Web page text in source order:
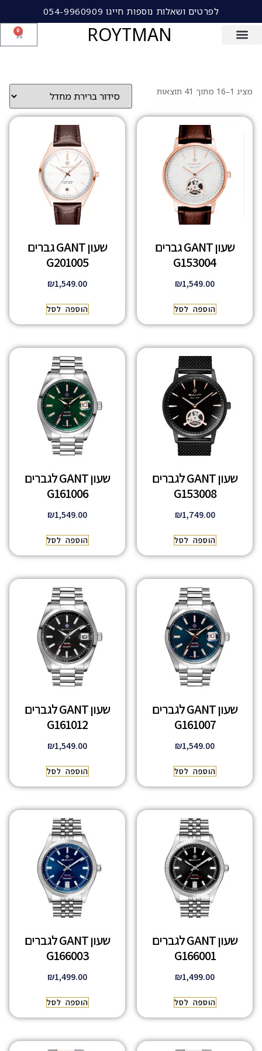
לפרטים ושאלות נוספות חייגו 054-9960909
ROYTMAN
0
מציג 1–16 מתוך 41 תוצאות
שעון GANT גברים
G153004
₪1,549.00
הוספה לסל
שעון GANT גברים
G201005
₪1,549.00
הוספה לסל
שעון GANT לגברים
G153008
₪1,749.00
הוספה לסל
שעון GANT לגברים
G161006
₪1,549.00
הוספה לסל
שעון GANT לגברים
G161007
₪1,549.00
הוספה לסל
שעון GANT לגברים
G161012
₪1,549.00
הוספה לסל
שעון GANT לגברים
G166001
₪1,499.00
הוספה לסל
שעון GANT לגברים
G166003
₪1,499.00
הוספה לסל